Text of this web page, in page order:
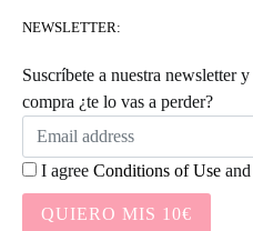
NEWSLETTER:
Suscríbete a nuestra newsletter
compra ¿te lo vas a perder?
I agree Conditions of Use and
QUIERO MIS 10€